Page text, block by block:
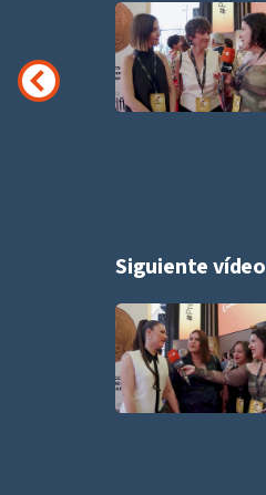
Siguiente vídeo